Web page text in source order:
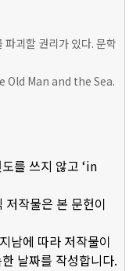
파괴할 권리가 있다. 문학
Old Man and the Sea.
를 쓰지 않고 ‘in
작물은 본 문헌이
남에 따라 저작물이
날짜를 작성합니다.